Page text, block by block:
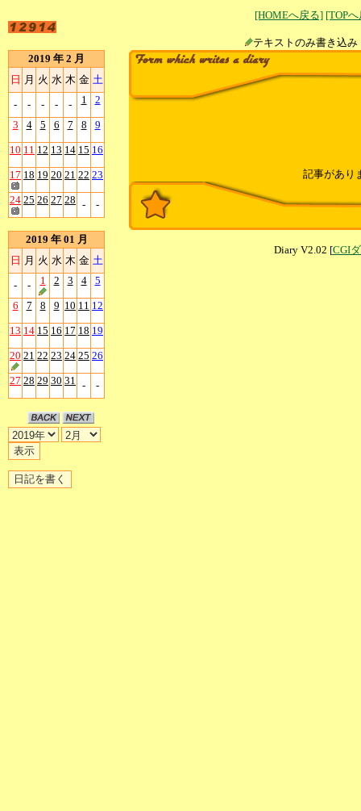
[HOMEへ戻る] [TOP
テキストのみ書
2019 年 2 月
日 月 火 水 木 金 土
- - - - - 1 2
3 4 5 6 7 8 9
10 11 12 13 14 15 16
17 18 19 20 21 22 23
24 25 26 27 28 - -
2019 年 01 月
日 月 火 水 木 金 土
- - 1 2 3 4 5
6 7 8 9 10 11 12
13 14 15 16 17 18 19
20 21 22 23 24 25 26
27 28 29 30 31 - -
記事があり
Diary V2.02 [CGI